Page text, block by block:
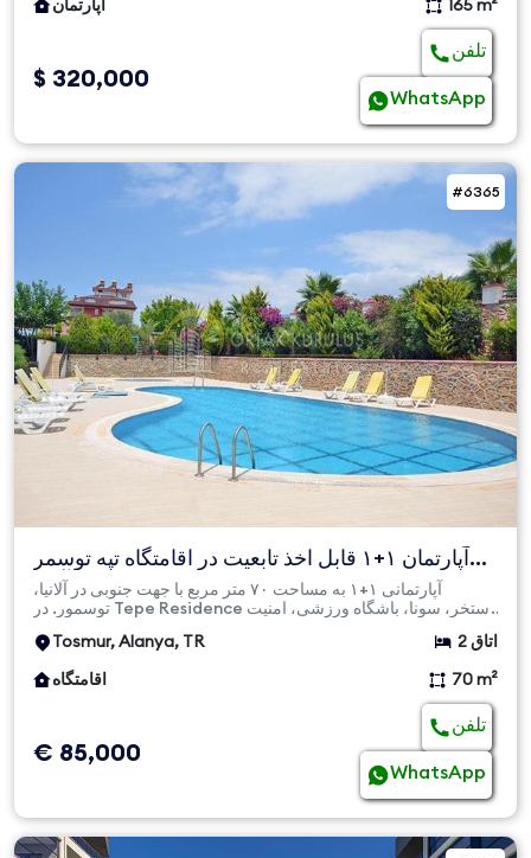
آپارتمان 165 m²
$ 320,000
تلفن
WhatsApp
#6365
آپارتمان ۱+۱ قابل اخذ تابعیت در اقامتگاه تپه توسمر
آلانیا
آپارتمانی ۱+۱ به مساحت ۷۰ متر مربع با جهت جنوبی در آلانیا،
توسمور. در Tepe Residence استخر، سونا، باشگاه ورزشی، امنیت
Tosmur, Alanya, TR
2 اتاق
اقامتگاه
70 m²
€ 85,000
تلفن
WhatsApp